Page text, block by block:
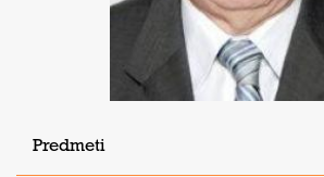
Predmeti